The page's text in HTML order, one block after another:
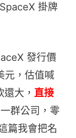
掛牌
發行價
元，估值喊
大， 直接
群公司，零
篇我會把名